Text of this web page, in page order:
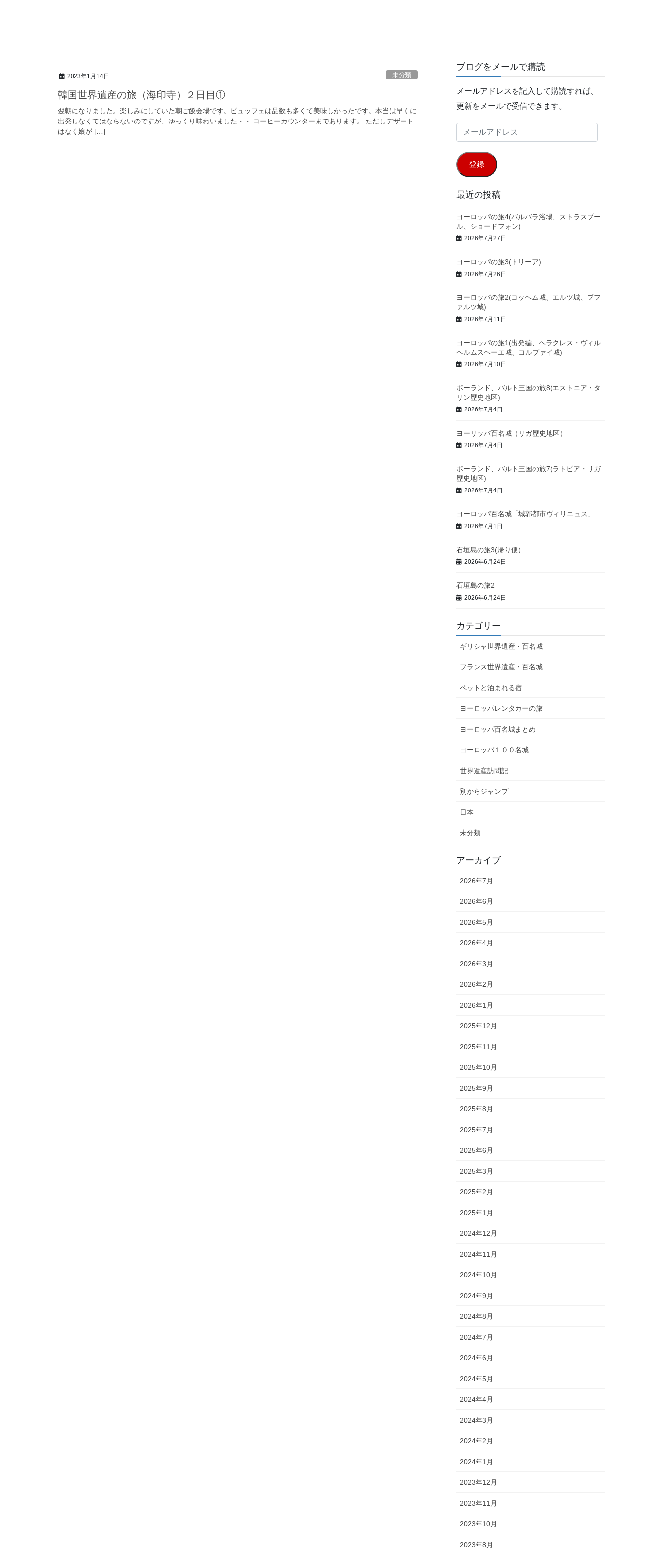
2023年1月14日 未分類
韓国世界遺産の旅（海印寺）２日目①
翌朝になりました。楽しみにしていた朝ご飯会場です。ビュッフェは品数も多くて美味しかったです。本当は早くに
出発しなくてはならないのですが、ゆっくり味わいました・・ コーヒーカウンターまであります。 ただしデザート
はなく娘が […]
ブログをメールで購読
メールアドレスを記入して購読すれば、
更新をメールで受信できます。
ー
ル
ア
ド
レ
ス
登録
最近の投稿
ヨーロッパの旅4(バルバラ浴場、ストラスブー
ル、ショードフォン)
2026年7月27日
ヨーロッパの旅3(トリーア)
2026年7月26日
ヨーロッパの旅2(コッヘム城、エルツ城、プフ
ァルツ城)
2026年7月11日
ヨーロッパの旅1(出発編、ヘラクレス・ヴィル
ヘルムスヘーエ城、コルブァイ城)
2026年7月10日
ポーランド、バルト三国の旅8(エストニア・タ
リン歴史地区)
2026年7月4日
ヨーリッパ百名城（リガ歴史地区）
2026年7月4日
ポーランド、バルト三国の旅7(ラトビア・リガ
歴史地区)
2026年7月4日
ヨーロッパ百名城「城郭都市ヴィリニュス」
2026年7月1日
石垣島の旅3(帰り便）
2026年6月24日
石垣島の旅2
2026年6月24日
カテゴリー
ギリシャ世界遺産・百名城
フランス世界遺産・百名城
ペットと泊まれる宿
ヨーロッパレンタカーの旅
ヨーロッパ百名城まとめ
ヨーロッパ１００名城
世界遺産訪問記
別からジャンプ
日本
未分類
アーカイブ
2026年7月
2026年6月
2026年5月
2026年4月
2026年3月
2026年2月
2026年1月
2025年12月
2025年11月
2025年10月
2025年9月
2025年8月
2025年7月
2025年6月
2025年3月
2025年2月
2025年1月
2024年12月
2024年11月
2024年10月
2024年9月
2024年8月
2024年7月
2024年6月
2024年5月
2024年4月
2024年3月
2024年2月
2024年1月
2023年12月
2023年11月
2023年10月
2023年8月